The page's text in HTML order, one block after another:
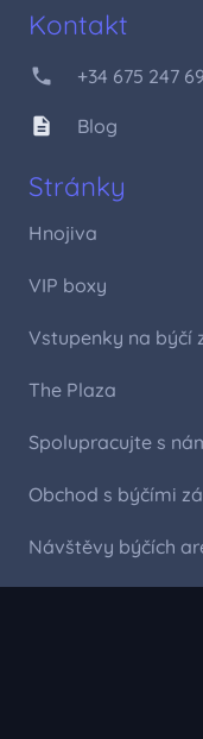
Kontakt
phone +34 675 247
description Blog
Stránky
Hnojiva
VIP boxy
Vstupenky na býčí
The Plaza
Spolupracujte s
Obchod s býčími
Návštěvy býčích